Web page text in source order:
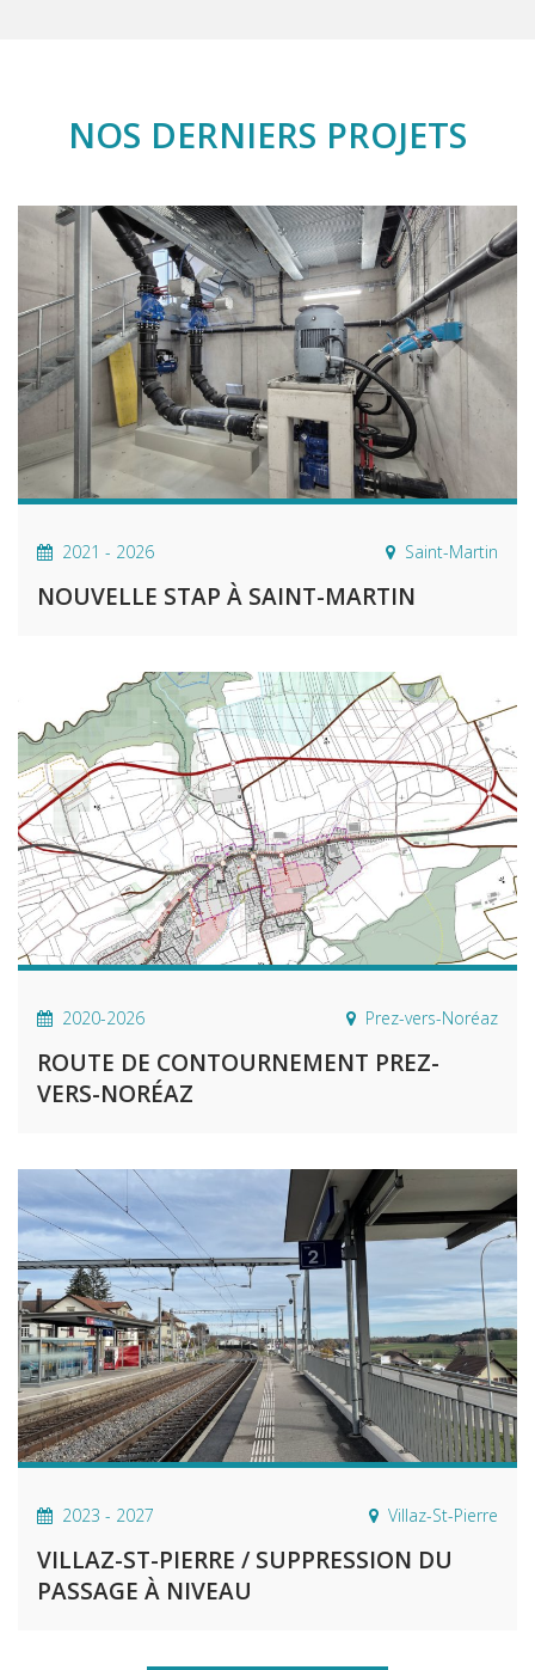
NOS DERNIERS PROJETS
2021 - 2026 Saint-Martin
NOUVELLE STAP À SAINT-MARTIN
2020-2026 Prez-vers-Noréaz
ROUTE DE CONTOURNEMENT PREZ-
VERS-NORÉAZ
2023 - 2027 Villaz-St-Pierre
VILLAZ-ST-PIERRE / SUPPRESSION DU
PASSAGE À NIVEAU